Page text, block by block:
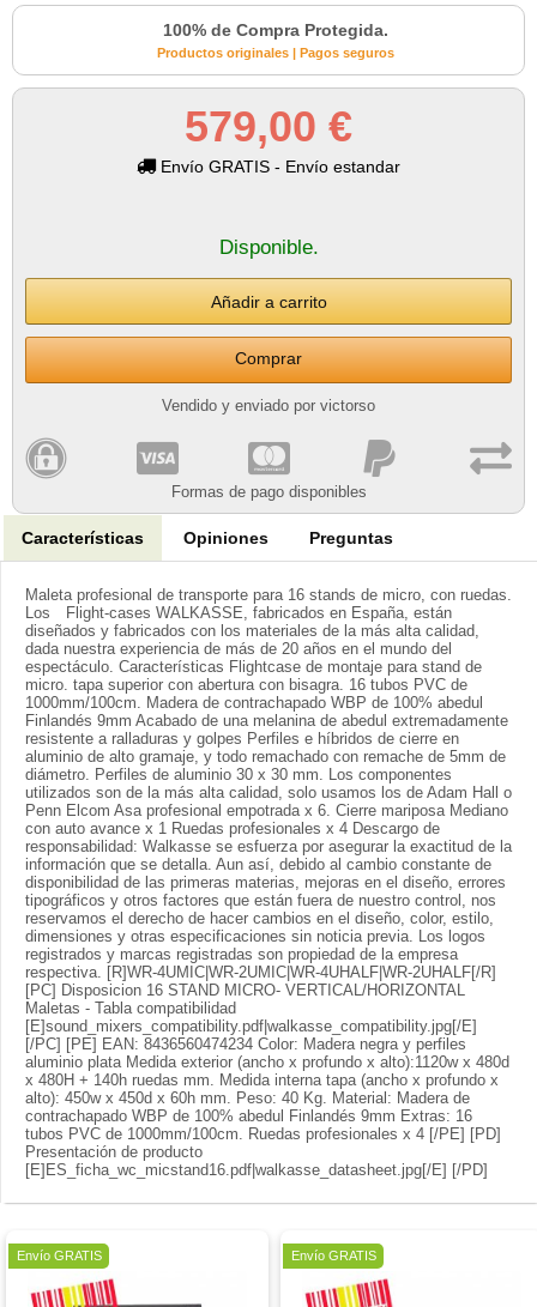
100% de Compra Protegida.
Productos originales | Pagos seguros
579,00 €
Envío GRATIS - Envío estandar
Disponible.
Comprar
Vendido y enviado por victorso
Formas de pago disponibles
Características Opiniones Preguntas
Maleta profesional de transporte para 16 stands de micro, con ruedas.
Los Flight-cases WALKASSE, fabricados en España, están
diseñados y fabricados con los materiales de la más alta calidad,
dada nuestra experiencia de más de 20 años en el mundo del
espectáculo. Características Flightcase de montaje para stand de
micro. tapa superior con abertura con bisagra. 16 tubos PVC de
1000mm/100cm. Madera de contrachapado WBP de 100% abedul
Finlandés 9mm Acabado de una melanina de abedul extremadamente
resistente a ralladuras y golpes Perfiles e híbridos de cierre en
aluminio de alto gramaje, y todo remachado con remache de 5mm de
diámetro. Perfiles de aluminio 30 x 30 mm. Los componentes
utilizados son de la más alta calidad, solo usamos los de Adam Hall o
Penn Elcom Asa profesional empotrada x 6. Cierre mariposa Mediano
con auto avance x 1 Ruedas profesionales x 4 Descargo de
responsabilidad: Walkasse se esfuerza por asegurar la exactitud de la
información que se detalla. Aun así, debido al cambio constante de
disponibilidad de las primeras materias, mejoras en el diseño, errores
tipográficos y otros factores que están fuera de nuestro control, nos
reservamos el derecho de hacer cambios en el diseño, color, estilo,
dimensiones y otras especificaciones sin noticia previa. Los logos
registrados y marcas registradas son propiedad de la empresa
respectiva. [R]WR-4UMIC|WR-2UMIC|WR-4UHALF|WR-2UHALF[/R]
[PC] Disposicion 16 STAND MICRO- VERTICAL/HORIZONTAL
Maletas - Tabla compatibilidad
[E]sound_mixers_compatibility.pdf|walkasse_compatibility.jpg[/E]
[/PC] [PE] EAN: 8436560474234 Color: Madera negra y perfiles
aluminio plata Medida exterior (ancho x profundo x alto):1120w x 480d
x 480H + 140h ruedas mm. Medida interna tapa (ancho x profundo x
alto): 450w x 450d x 60h mm. Peso: 40 Kg. Material: Madera de
contrachapado WBP de 100% abedul Finlandés 9mm Extras: 16
tubos PVC de 1000mm/100cm. Ruedas profesionales x 4 [/PE] [PD]
Presentación de producto
[E]ES_ficha_wc_micstand16.pdf|walkasse_datasheet.jpg[/E] [/PD]
Envío GRATIS Envío GRATIS